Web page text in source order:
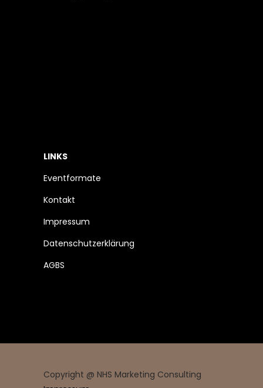
LINKS
Eventformate
Kontakt
Impressum
Datenschutzerklärung
AGBS
Copyright @ NHS Marketing Consulting